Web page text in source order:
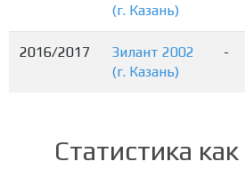
(г. Казань)
2016/2017
Зилант 2002
(г. Казань)
-
Статистика